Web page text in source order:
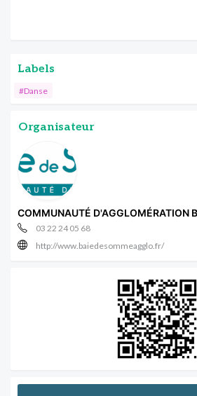
Labels
#Danse
Organisateur
COMMUNAUTÉ D'AGGLOMÉRATION
03 22 24 05 68
http://www.baiedesommeagglo.fr/